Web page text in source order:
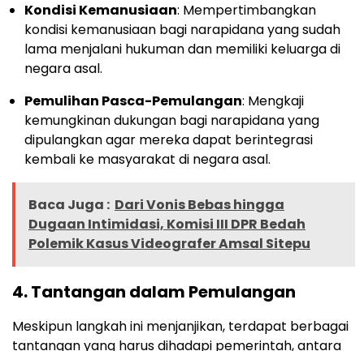
Kondisi Kemanusiaan: Mempertimbangkan
kondisi kemanusiaan bagi narapidana yang sudah
lama menjalani hukuman dan memiliki keluarga di
negara asal.
Pemulihan Pasca-Pemulangan: Mengkaji
kemungkinan dukungan bagi narapidana yang
dipulangkan agar mereka dapat berintegrasi
kembali ke masyarakat di negara asal.
Baca Juga : Dari Vonis Bebas hingga
Dugaan Intimidasi, Komisi III DPR Bedah
Polemik Kasus Videografer Amsal Sitepu
4.Tantangan dalam Pemulangan
Meskipun langkah ini menjanjikan, terdapat berbagai
tantangan yang harus dihadapi pemerintah, antara